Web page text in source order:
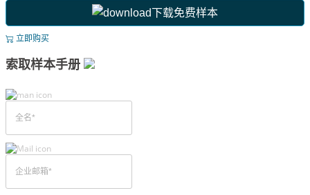
下载免费样本
立即购买
索取样本手册